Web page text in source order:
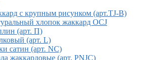
с крупным рисунком (арт.TJ-B)
хлопок жаккард OCJ
(арт. П)
(арт. L)
сатин (арт. NC)
жаккардовые (арт. PNJC)